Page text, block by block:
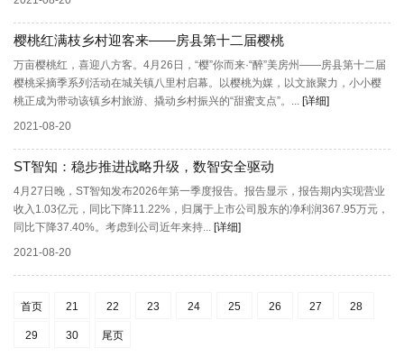
樱桃红满枝乡村迎客来——房县第十二届樱桃
万亩樱桃红，喜迎八方客。4月26日，“樱”你而来·“醉”美房州——房县第十二届
樱桃采摘季系列活动在城关镇八里村启幕。以樱桃为媒，以文旅聚力，小小樱
桃正成为带动该镇乡村旅游、撬动乡村振兴的“甜蜜支点”。... [详细]
2021-08-20
ST智知：稳步推进战略升级，数智安全驱动
4月27日晚，ST智知发布2026年第一季度报告。报告显示，报告期内实现营业
收入1.03亿元，同比下降11.22%，归属于上市公司股东的净利润367.95万元，
同比下降37.40%。考虑到公司近年来持... [详细]
2021-08-20
首页 21 22 23 24 25 26 27 28
29 30 尾页